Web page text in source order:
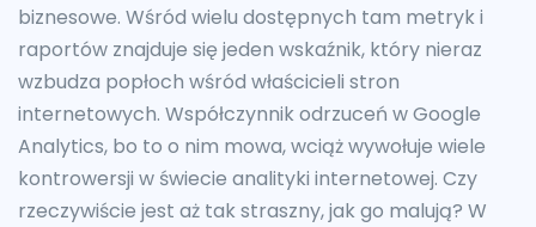
biznesowe. Wśród wielu dostępnych tam metryk i
raportów znajduje się jeden wskaźnik, który nieraz
wzbudza popłoch wśród właścicieli stron
internetowych. Współczynnik odrzuceń w Google
Analytics, bo to o nim mowa, wciąż wywołuje wiele
kontrowersji w świecie analityki internetowej. Czy
rzeczywiście jest aż tak straszny, jak go malują? W